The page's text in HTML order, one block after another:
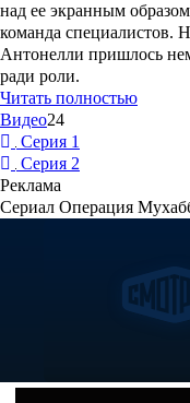
над ее экранным
команда специалистов.
Антонелли пришлось
ради роли.
Читать полностью
Видео24
Серия 1
Серия 2
Реклама
Сериал Операция